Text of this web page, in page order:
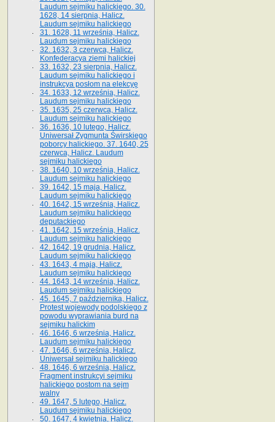
Laudum sejmiku halickiego. 30.
1628, 14 sierpnia, Halicz.
Laudum sejmiku halickiego
31. 1628, 11 września, Halicz.
Laudum sejmiku halickiego
32. 1632, 3 czerwca, Halicz.
Konfederacya ziemi halickiej
33. 1632, 23 sierpnia, Halicz.
Laudum sejmiku halickiego i
instrukcya posłom na elekcyę
34. 1633, 12 września, Halicz.
Laudum sejmiku halickiego
35. 1635, 25 czerwca, Halicz.
Laudum sejmiku halickiego
36. 1636, 10 lutego, Halicz.
Uniwersał Zygmunta Świrskiego
poborcy halickiego. 37. 1640, 25
czerwca, Halicz. Laudum
sejmiku halickiego
38. 1640, 10 września, Halicz.
Laudum sejmiku halickiego
39. 1642, 15 maja, Halicz.
Laudum sejmiku halickiego
40. 1642, 15 września, Halicz.
Laudum sejmiku halickiego
deputackiego
41. 1642, 15 września, Halicz.
Laudum sejmiku halickiego
42. 1642, 19 grudnia, Halicz.
Laudum sejmiku halickiego
43. 1643, 4 maja, Halicz.
Laudum sejmiku halickiego
44. 1643, 14 września, Halicz.
Laudum sejmiku halickiego
45. 1645, 7 października, Halicz.
Protest wojewody podolskiego z
powodu wyprawiania burd na
sejmiku halickim
46. 1646, 6 września, Halicz.
Laudum sejmiku halickiego
47. 1646, 6 września, Halicz.
Uniwersał sejmiku halickiego
48. 1646, 6 września, Halicz.
Fragment instrukcyi sejmiku
halickiego postom na sejm
walny
49. 1647, 5 lutego, Halicz.
Laudum sejmiku halickiego
50. 1647, 4 kwietnia, Halicz.